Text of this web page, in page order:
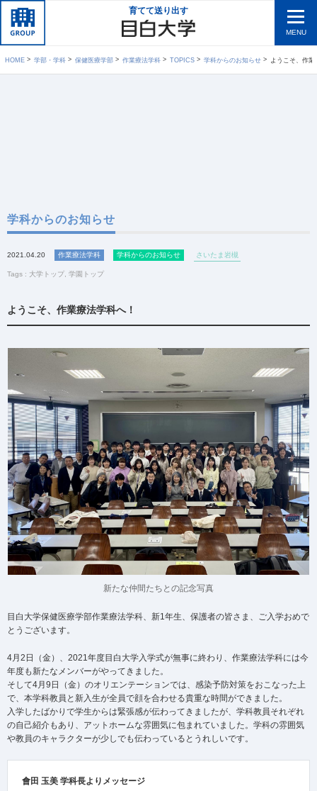
育てて送り出す
MENU
HOME 学部・学科 保健医療学部 作業療法学科 TOPICS 学科からのお知らせ ようこそ、作
学科からのお知らせ
2021.04.20 作業療法学科 学科からのお知らせ さいたま岩槻
Tags : 大学トップ 学園トップ
ようこそ、作業療法学科へ！
新たな仲間たちとの記念写真
目白大学保健医療学部作業療法学科、新1年生、保護者の皆さま、ご入学おめで
とうございます。
4月2日（金）、2021年度目白大学入学式が無事に終わり、作業療法学科には今
年度も新たなメンバーがやってきました。
そして4月9日（金）のオリエンテーションでは、感染予防対策をおこなった上
で、本学科教員と新入生が全員で顔を合わせる貴重な時間ができました。
入学したばかりで学生からは緊張感が伝わってきましたが、学科教員それぞれ
の自己紹介もあり、アットホームな雰囲気に包まれていました。学科の雰囲気
や教員のキャラクターが少しでも伝わっているとうれしいです。
會田 玉美 学科長よりメッセージ